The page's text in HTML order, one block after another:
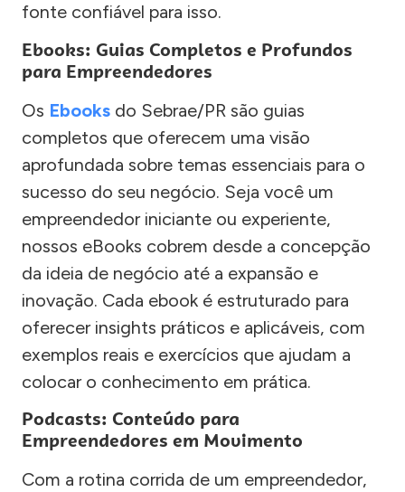
fonte confiável para isso.
Ebooks: Guias Completos e Profundos
para Empreendedores
Os Ebooks do Sebrae/PR são guias
completos que oferecem uma visão
aprofundada sobre temas essenciais para o
sucesso do seu negócio. Seja você um
empreendedor iniciante ou experiente,
nossos eBooks cobrem desde a concepção
da ideia de negócio até a expansão e
inovação. Cada ebook é estruturado para
oferecer insights práticos e aplicáveis, com
exemplos reais e exercícios que ajudam a
colocar o conhecimento em prática.
Podcasts: Conteúdo para
Empreendedores em Movimento
Com a rotina corrida de um empreendedor,